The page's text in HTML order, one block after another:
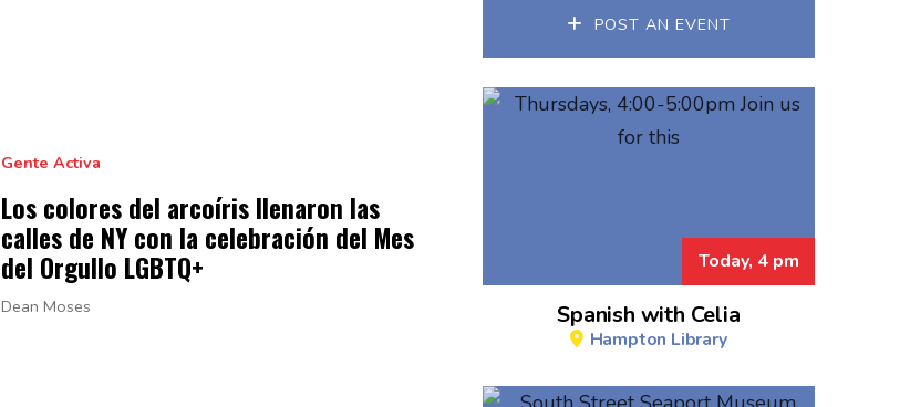
Gente Activa
Los colores del arcoíris llenaron las
calles de NY con la celebración del Mes
del Orgullo LGBTQ+
Dean Moses
POST AN EVENT
Today, 4 pm
Spanish with Celia
Hampton Library